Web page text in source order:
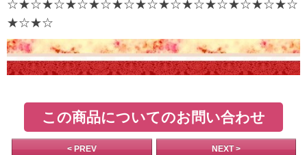
☆★☆★☆★☆★☆★☆★☆★☆★☆★☆★☆★☆★☆
★☆★☆
この商品についてのお問い合わせ
< PREV NEXT >